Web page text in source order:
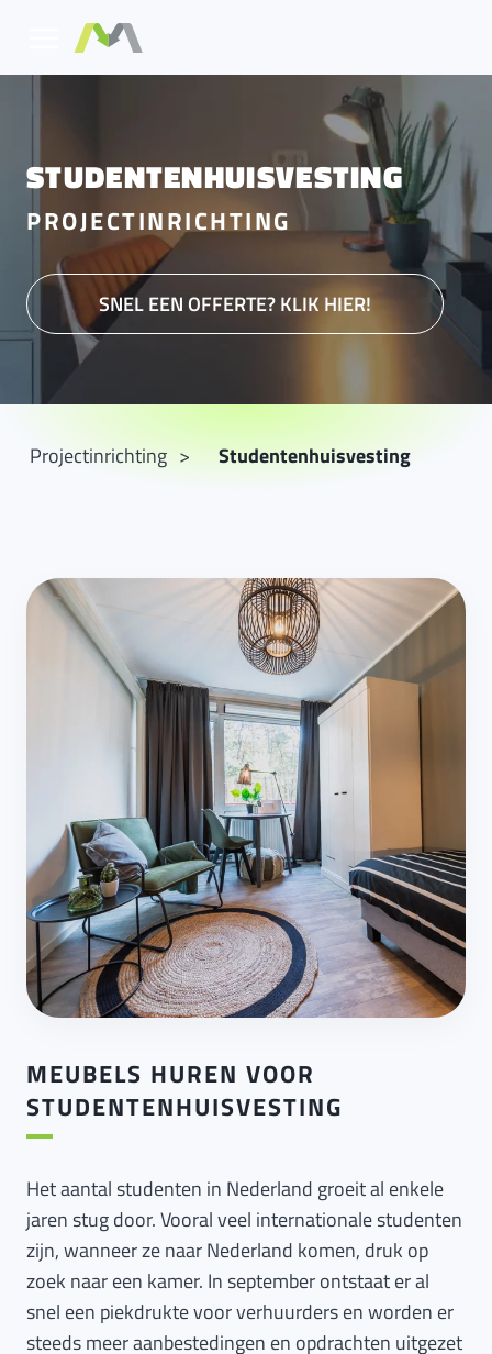
STUDENTENHUISVESTING
PROJECTINRICHTING
SNEL EEN OFFERTE? KLIK HIER!
Projectinrichting Studentenhuisvesting
MEUBELS HUREN VOOR
STUDENTENHUISVESTING
Het aantal studenten in Nederland groeit al enkele
jaren stug door. Vooral veel internationale studenten
zijn, wanneer ze naar Nederland komen, druk op
zoek naar een kamer. In september ontstaat er al
snel een piekdrukte voor verhuurders en worden er
steeds meer aanbestedingen en opdrachten uitgezet